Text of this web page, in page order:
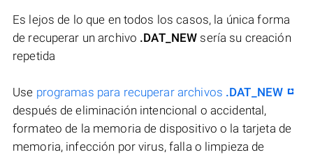
Es lejos de lo que en todos los casos, la única forma
de recuperar un archivo .DAT_NEW sería su creación
repetida
Use programas para recuperar archivos .DAT_NEW
después de eliminación intencional o accidental,
formateo de la memoria de dispositivo o la tarjeta de
memoria, infección por virus, falla o limpieza de